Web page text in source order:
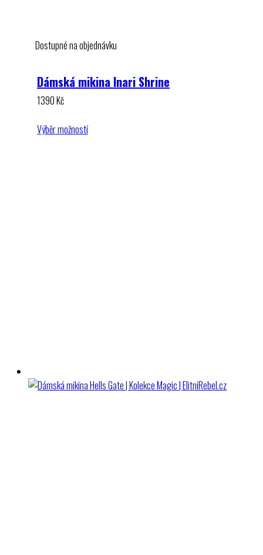
Dostupné na objednávku
Dámská mikina Inari Shrine
1390Kč
Výběr možností